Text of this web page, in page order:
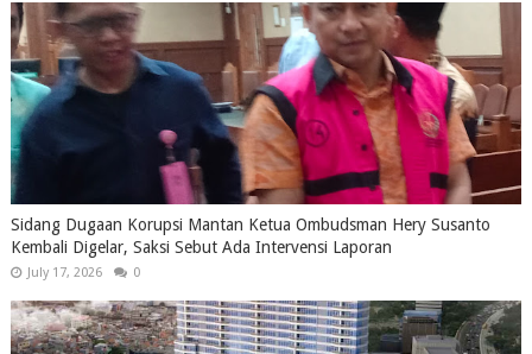
Sidang Dugaan Korupsi Mantan Ketua Ombudsman Hery Susanto
Kembali Digelar, Saksi Sebut Ada Intervensi Laporan
July 17, 2026 0